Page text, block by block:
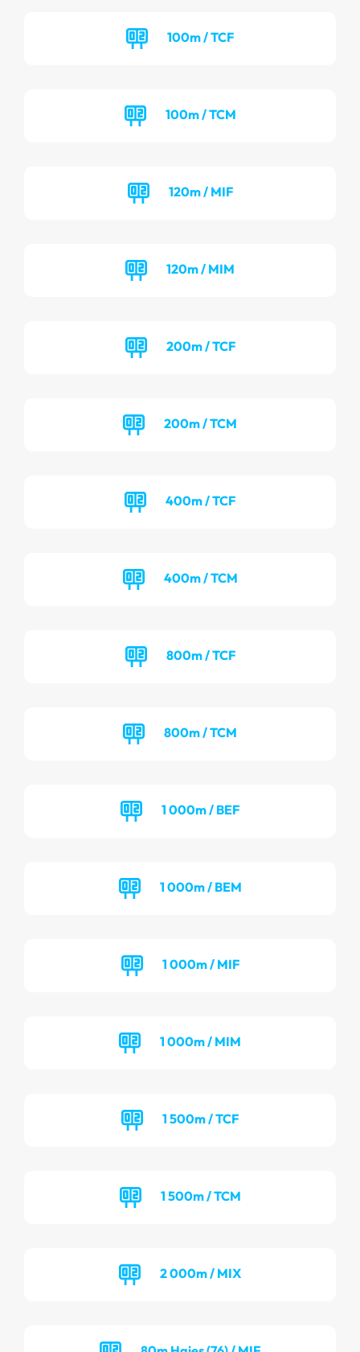
100m / TCF
100m / TCM
120m / MIF
120m / MIM
200m / TCF
200m / TCM
400m / TCF
400m / TCM
800m / TCF
800m / TCM
1 000m / BEF
1 000m / BEM
1 000m / MIF
1 000m / MIM
1 500m / TCF
1 500m / TCM
2 000m / MIX